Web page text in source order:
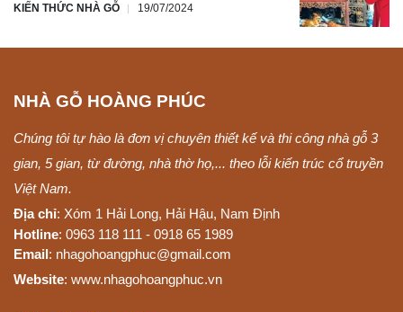
KIẾN THỨC NHÀ GỖ 19/07/2024
NHÀ GỖ HOÀNG PHÚC
Chúng tôi tự hào là đơn vị chuyên thiết kế và thi công nhà gỗ 3
gian, 5 gian, từ đường, nhà thờ họ,... theo lỗi kiến trúc cổ truyền
Việt Nam.
Địa chỉ: Xóm 1 Hải Long, Hải Hậu, Nam Định
Hotline: 0963 118 111 - 0918 65 1989
Email: nhagohoangphuc@gmail.com
Website: www.nhagohoangphuc.vn